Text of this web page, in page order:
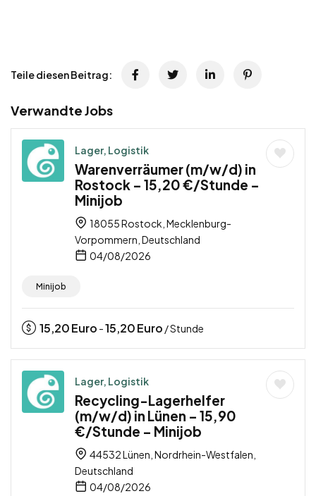
Teile diesen Beitrag:
Verwandte Jobs
Lager, Logistik
Warenverräumer (m/w/d) in
Rostock – 15,20 €/Stunde –
Minijob
18055 Rostock, Mecklenburg-
Vorpommern, Deutschland
04/08/2026
Minijob
15,20Euro -15,20Euro / Stunde
Lager, Logistik
Recycling-Lagerhelfer
(m/w/d) in Lünen – 15,90
€/Stunde – Minijob
44532 Lünen, Nordrhein-Westfalen,
Deutschland
04/08/2026